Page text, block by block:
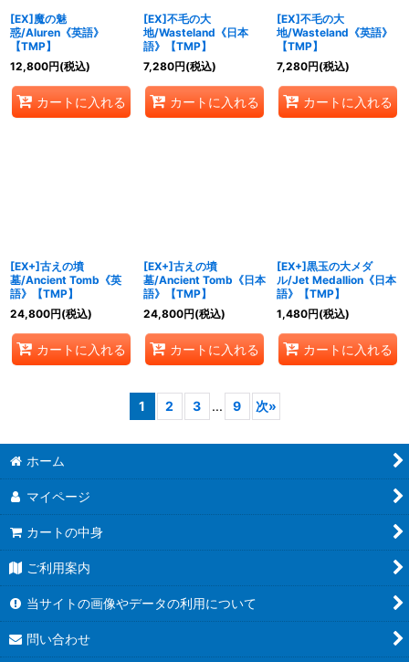
[EX]魔の魅
惑/Aluren《英語》
【TMP】
12,800円(税込)
カートに入れる
[EX]不毛の大
地/Wasteland《日本
語》【TMP】
7,280円(税込)
カートに入れる
[EX]不毛の大
地/Wasteland《英語》
【TMP】
7,280円(税込)
カートに入れる
[EX+]古えの墳
墓/Ancient Tomb《英
語》【TMP】
24,800円(税込)
カートに入れる
[EX+]古えの墳
墓/Ancient Tomb《日本
語》【TMP】
24,800円(税込)
カートに入れる
[EX+]黒玉の大メダ
ル/Jet Medallion《日本
語》【TMP】
1,480円(税込)
カートに入れる
1 2 3 ... 9 次»
ホーム
マイページ
カートの中身
ご利用案内
当サイトの画像やデータの利用について
問い合わせ